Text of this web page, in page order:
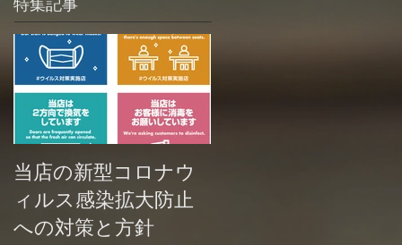
当店の新型コロナウ
ィルス感染拡大防止
への対策と方針